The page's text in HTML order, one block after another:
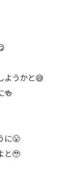
ようかと😅
🍻
に😤
と🥹